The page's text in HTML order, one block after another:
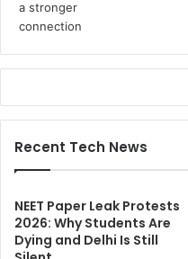
Recent Tech News
NEET Paper Leak Protests
2026: Why Students Are
Dying and Delhi Is Still